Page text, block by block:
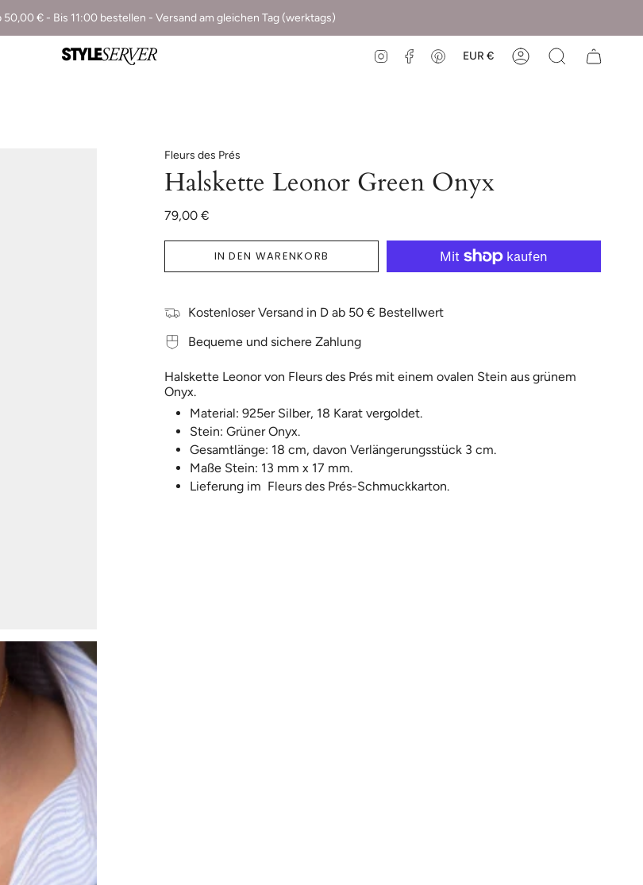
50,00 € - Bis 11:00 bestellen - Versand am gleichen Tag (werktags)
InstagramFacebookPinterestEUR €
Fleurs des Prés
Halskette Leonor Green Onyx
79,00 €
IN DEN WARENKORB
Kostenloser Versand in D ab 50 € Bestellwert
Bequeme und sichere Zahlung
Halskette Leonor von Fleurs des Prés mit einem ovalen Stein aus grünem
Onyx.
Material: 925er Silber, 18 Karat vergoldet.
Stein: Grüner Onyx.
Gesamtlänge: 18 cm, davon Verlängerungsstück 3 cm.
Maße Stein: 13 mm x 17 mm.
Lieferung im Fleurs des Prés-Schmuckkarton.